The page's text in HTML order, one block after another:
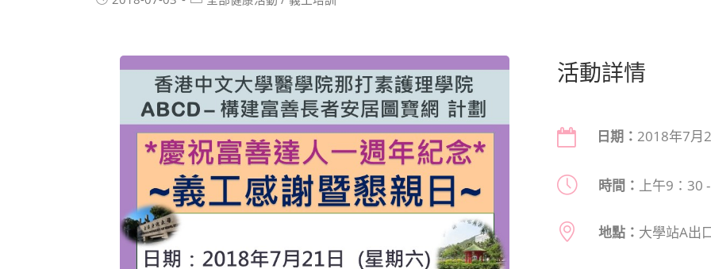
活動詳情
日期： 2018年7月
時間： 上午9：30
地點： 大學站A出